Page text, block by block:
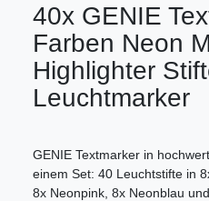
40x GENIE
Farben Neon
Highlighter
Leuchtmarker
GENIE Textmarker in
einem Set: 40 Leuchtstifte in
8x Neonpink, 8x Neonblau